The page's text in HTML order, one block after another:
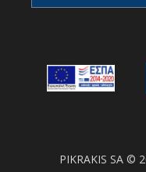
PIKRAKIS SA ©